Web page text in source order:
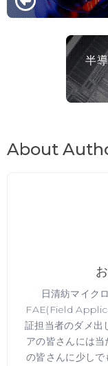
半
About
日清紡マイク
FAE(Field
証担当者のダメ出
アの皆さんには
の皆さんに少し